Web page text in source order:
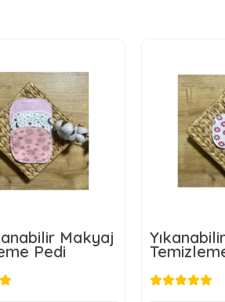
Makyaj
Pedi
180,00 TL